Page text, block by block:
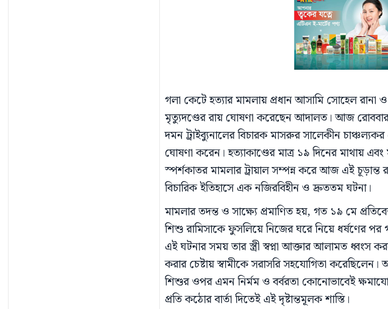
গলা কেটে হত্যার মামলায় প্রধান আসামি সোহেল রানা ও
মৃত্যুদণ্ডের রায় ঘোষণা করেছেন আদালত। আজ রোববার
দমন ট্রাইব্যুনালের বিচারক মাসরুর সালেকীন
ঘোষণা করেন। হত্যাকাণ্ডের মাত্র ১৯ দিনের মাথায় এবং
স্পর্শকাতর মামলার ট্রায়াল সম্পন্ন করে আজ এই চূড়ান্ত
বিচারিক ইতিহাসে এক নজিরবিহীন ও দ্রুততম ঘটনা।
মামলার তদন্ত ও সাক্ষ্যে প্রমাণিত হয়, গত ১৯ মে
শিশু রামিসাকে ফুসলিয়ে নিজের ঘরে নিয়ে ধর্ষণের
এই ঘটনার সময় তার স্ত্রী স্বপ্না আক্তার আলামত ধ্বংস
করার চেষ্টায় স্বামীকে সরাসরি সহযোগিতা
শিশুর ওপর এমন নির্মম ও বর্বরতা কোনোভাবেই
প্রতি কঠোর বার্তা দিতেই এই দৃষ্টান্তমূলক শাস্তি।